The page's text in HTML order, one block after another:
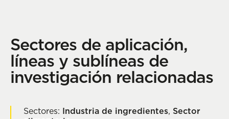
Sectores de aplicación,
líneas y sublíneas de
investigación relacionadas
Sectores: Industria de ingredientes, Sector